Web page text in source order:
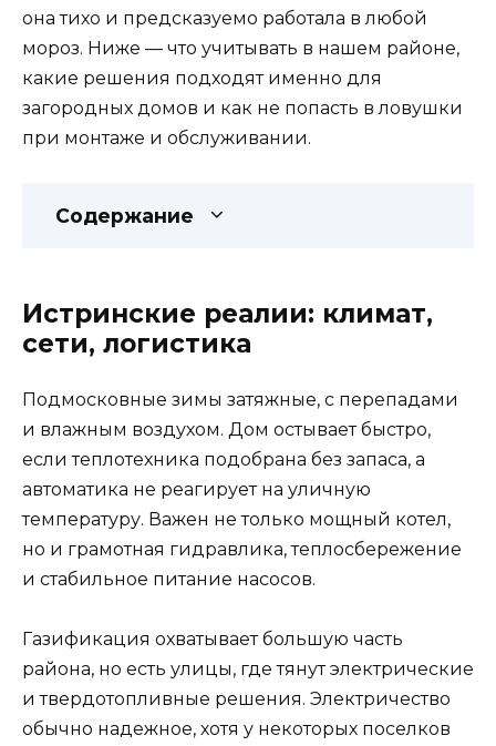
она тихо и предсказуемо работала в любой
мороз. Ниже — что учитывать в нашем районе,
какие решения подходят именно для
загородных домов и как не попасть в ловушки
при монтаже и обслуживании.
Содержание
Истринские реалии: климат,
сети, логистика
Подмосковные зимы затяжные, с перепадами
и влажным воздухом. Дом остывает быстро,
если теплотехника подобрана без запаса, а
автоматика не реагирует на уличную
температуру. Важен не только мощный котел,
но и грамотная гидравлика, теплосбережение
и стабильное питание насосов.
Газификация охватывает большую часть
района, но есть улицы, где тянут электрические
и твердотопливные решения. Электричество
обычно надежное, хотя у некоторых поселков